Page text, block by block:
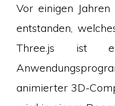
Vor einigen
entstanden,
Three.js ist
animierter 3D-